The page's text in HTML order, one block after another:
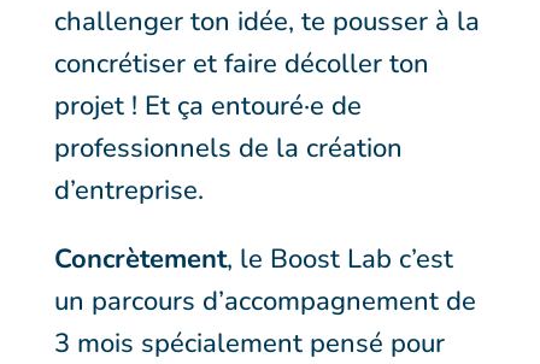
challenger ton idée, te pousser à la
concrétiser et faire décoller ton
projet ! Et ça entouré·e de
professionnels de la création
d’entreprise.
Concrètement, le Boost Lab c’est
un parcours d’accompagnement de
3 mois spécialement pensé pour